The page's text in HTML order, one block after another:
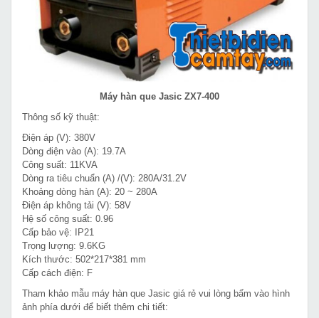
Máy hàn que Jasic ZX7-400
Thông số kỹ thuật:
Điện áp (V): 380V
Dòng điện vào (A): 19.7A
Công suất: 11KVA
Dòng ra tiêu chuẩn (A) /(V): 280A/31.2V
Khoảng dòng hàn (A): 20 ~ 280A
Điện áp không tải (V): 58V
Hệ số công suất: 0.96
Cấp bảo vệ: IP21
Trọng lượng: 9.6KG
Kích thước: 502*217*381 mm
Cấp cách điện: F
Tham khảo mẫu máy hàn que Jasic giá rẻ vui lòng bấm vào hình
ảnh phía dưới để biết thêm chi tiết: